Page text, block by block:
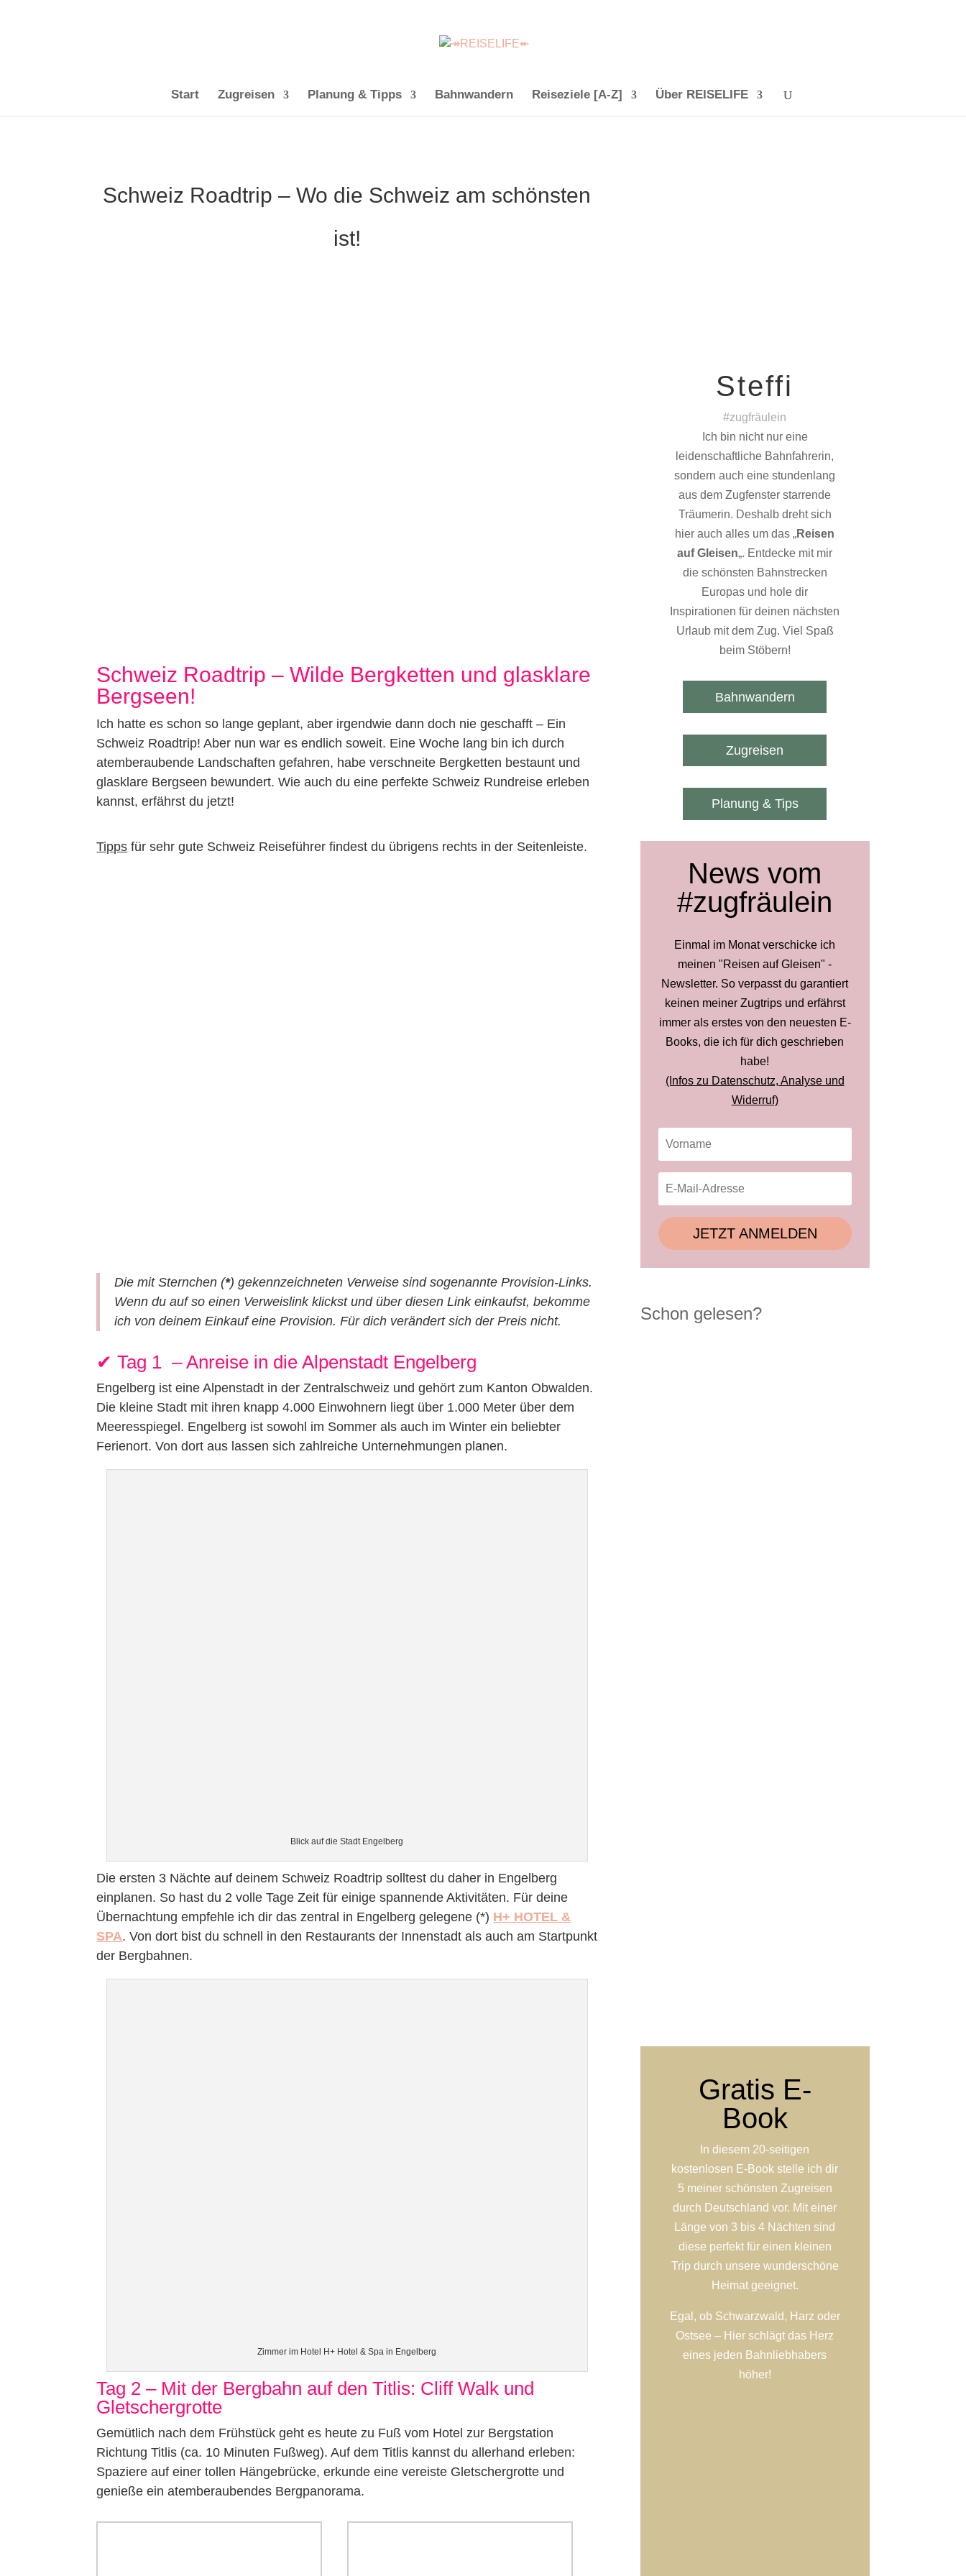
Start Zugreisen Planung & Tipps Bahnwandern Reiseziele [A-Z] Über REISELIFE
Schweiz Roadtrip – Wo die Schweiz am schönsten
ist!
Schweiz Roadtrip – Wilde Bergketten und glasklare
Bergseen!
Ich hatte es schon so lange geplant, aber irgendwie dann doch nie geschafft – Ein
Schweiz Roadtrip! Aber nun war es endlich soweit. Eine Woche lang bin ich durch
atemberaubende Landschaften gefahren, habe verschneite Bergketten bestaunt und
glasklare Bergseen bewundert. Wie auch du eine perfekte Schweiz Rundreise erleben
kannst, erfährst du jetzt!
Tipps für sehr gute Schweiz Reiseführer findest du übrigens rechts in der Seitenleiste.
Die mit Sternchen (*) gekennzeichneten Verweise sind sogenannte Provision-Links.
Wenn du auf so einen Verweislink klickst und über diesen Link einkaufst, bekomme
ich von deinem Einkauf eine Provision. Für dich verändert sich der Preis nicht.
✔︎ Tag 1 – Anreise in die Alpenstadt Engelberg
Engelberg ist eine Alpenstadt in der Zentralschweiz und gehört zum Kanton Obwalden.
Die kleine Stadt mit ihren knapp 4.000 Einwohnern liegt über 1.000 Meter über dem
Meeresspiegel. Engelberg ist sowohl im Sommer als auch im Winter ein beliebter
Ferienort. Von dort aus lassen sich zahlreiche Unternehmungen planen.
Blick auf die Stadt Engelberg
Die ersten 3 Nächte auf deinem Schweiz Roadtrip solltest du daher in Engelberg
einplanen. So hast du 2 volle Tage Zeit für einige spannende Aktivitäten. Für deine
Übernachtung empfehle ich dir das zentral in Engelberg gelegene (*) H+ HOTEL &
SPA. Von dort bist du schnell in den Restaurants der Innenstadt als auch am Startpunkt
der Bergbahnen.
Zimmer im Hotel H+ Hotel & Spa in Engelberg
Tag 2 – Mit der Bergbahn auf den Titlis: Cliff Walk und
Gletschergrotte
Gemütlich nach dem Frühstück geht es heute zu Fuß vom Hotel zur Bergstation
Richtung Titlis (ca. 10 Minuten Fußweg). Auf dem Titlis kannst du allerhand erleben:
Spaziere auf einer tollen Hängebrücke, erkunde eine vereiste Gletschergrotte und
genieße ein atemberaubendes Bergpanorama.
Steffi
#zugfräulein
Ich bin nicht nur eine
leidenschaftliche Bahnfahrerin,
sondern auch eine stundenlang
aus dem Zugfenster starrende
Träumerin. Deshalb dreht sich
hier auch alles um das „Reisen
auf Gleisen„. Entdecke mit mir
die schönsten Bahnstrecken
Europas und hole dir
Inspirationen für deinen nächsten
Urlaub mit dem Zug. Viel Spaß
beim Stöbern!
Bahnwandern
Zugreisen
Planung & Tips
News vom
#zugfräulein
Einmal im Monat verschicke ich
meinen "Reisen auf Gleisen" -
Newsletter. So verpasst du garantiert
keinen meiner Zugtrips und erfährst
immer als erstes von den neuesten E-
Books, die ich für dich geschrieben
habe!
(Infos zu Datenschutz, Analyse und
Widerruf)
JETZT ANMELDEN
Schon gelesen?
Gratis E-
Book
In diesem 20-seitigen
kostenlosen E-Book stelle ich dir
5 meiner schönsten Zugreisen
durch Deutschland vor. Mit einer
Länge von 3 bis 4 Nächten sind
diese perfekt für einen kleinen
Trip durch unsere wunderschöne
Heimat geeignet.
Egal, ob Schwarzwald, Harz oder
Ostsee – Hier schlägt das Herz
eines jeden Bahnliebhabers
höher!